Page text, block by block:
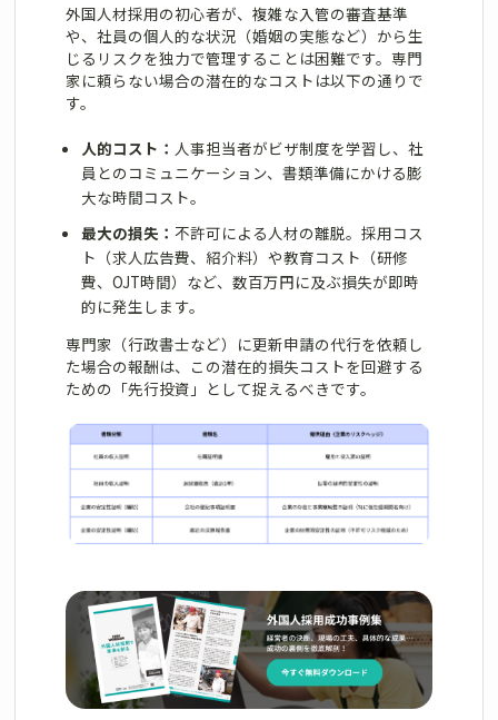
外国人材採用の初心者が、複雑な入管の審査基準
や、社員の個人的な状況（婚姻の実態など）から生
じるリスクを独力で管理することは困難です。専門
家に頼らない場合の潜在的なコストは以下の通りで
す。
人的コスト： 人事担当者がビザ制度を学習し、社
員とのコミュニケーション、書類準備にかける膨
大な時間コスト。
最大の損失： 不許可による人材の離脱。採用コス
ト（求人広告費、紹介料）や教育コスト（研修
費、OJT時間）など、数百万円に及ぶ損失が即時
的に発生します。
専門家（行政書士など）に更新申請の代行を依頼し
た場合の報酬は、この潜在的損失コストを回避する
ための「先行投資」として捉えるべきです。